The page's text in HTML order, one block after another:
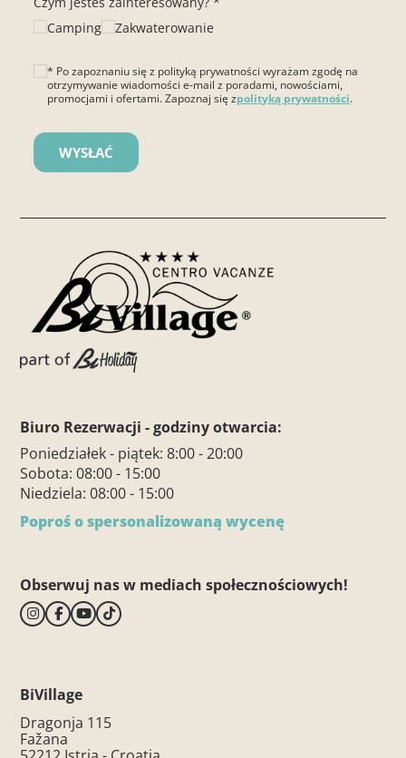
Camping
Zakwaterowanie
* Po zapoznaniu się z polityką prywatności wyrażam zgodę na
otrzymywanie wiadomości e-mail z poradami, nowościami,
promocjami i ofertami. Zapoznaj się zpolityką prywatności.
Biuro Rezerwacji - godziny otwarcia:
Poniedziałek - piątek: 8:00 - 20:00
Sobota: 08:00 - 15:00
Niedziela: 08:00 - 15:00
Poproś o spersonalizowaną wycenę
Obserwuj nas w mediach społecznościowych!
BiVillage
Dragonja 115
Fažana